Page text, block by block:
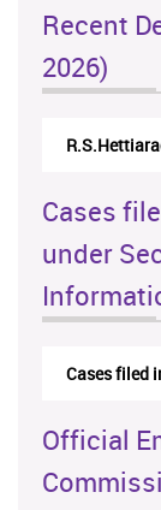
Recent
2026)
Cases
under
Cases filed
Official